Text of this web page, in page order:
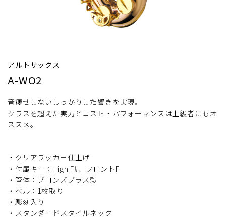
アルトサックス
A-WO2
音痩せしないしっかりした響きを実現。
クラスを超えた実力とコスト・パフォーマンスは上級者にもオ
ススメ。
・クリアラッカー仕上げ
・付属キー：High F#、フロントF
・管体：ブロンズブラス製
・ベル：1枚取り
・彫刻入り
・スタンダードスタイルネック